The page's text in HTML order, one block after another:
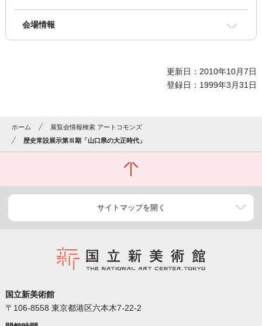
会場情報
更新日：2010年10月7日
登録日：1999年3月31日
ホーム
展覧会情報検索 アートコモンズ
歴史常設展示第Ⅲ期「山口県の大正時代」
サイトマップを開く
国立新美術館
〒106-8558 東京都港区六本木7-22-2